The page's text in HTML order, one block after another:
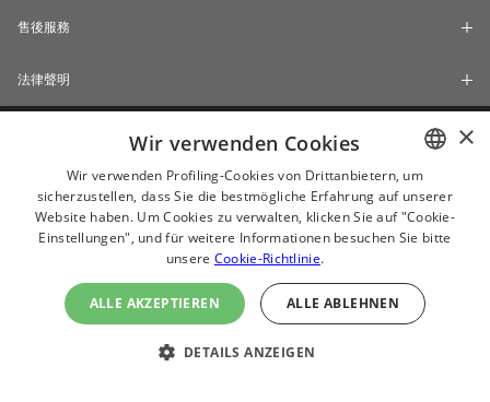
售後服務
法律聲明
使用Internet Explorer 11、Chrome及較新版本之瀏覽器瀏覽本網站的效果最
ENGLISH
CHINESE
×
Wir verwenden Cookies
Wir verwenden Profiling-Cookies von Drittanbietern, um
sicherzustellen, dass Sie die bestmögliche Erfahrung auf unserer
Website haben. Um Cookies zu verwalten, klicken Sie auf "Cookie-
Einstellungen", und für weitere Informationen besuchen Sie bitte
unsere Cookie-Richtlinie.
ALLE AKZEPTIEREN ALLE ABLEHNEN
DETAILS ANZEIGEN